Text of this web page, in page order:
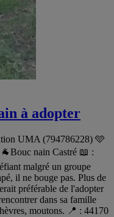
à adopter
UMA (794786228) 🩵
nain Castré 📖 :
malgré un groupe
il ne bouge pas. Plus de
préférable de l'adopter
dans sa famille
moutons. 📍 : 44170